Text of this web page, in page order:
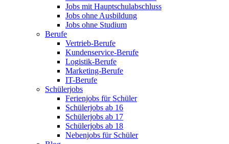
Jobs mit Hauptschulabschluss
Jobs ohne Ausbildung
Jobs ohne Studium
Berufe
Vertrieb-Berufe
Kundenservice-Berufe
Logistik-Berufe
Marketing-Berufe
IT-Berufe
Schülerjobs
Ferienjobs für Schüler
Schülerjobs ab 16
Schülerjobs ab 17
Schülerjobs ab 18
Nebenjobs für Schüler